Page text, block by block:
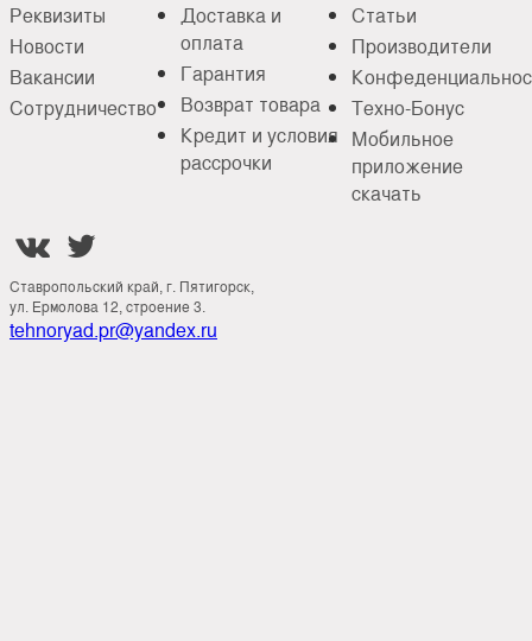
Реквизиты
Новости
Вакансии
Сотрудничество
Доставка и
оплата
Гарантия
Возврат товара
Кредит и условия
рассрочки
Статьи
Производители
Техно-Бонус
Мобильное
приложение
скачать
 
Ставропольский край, г. Пятигорск,
ул. Ермолова 12, строение 3.
tehnoryad.pr@yandex.ru